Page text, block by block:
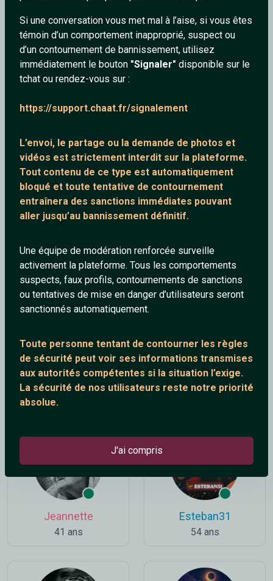
Si une conversation vous met mal à l’aise, si vous êtes
témoin d’un comportement inapproprié, suspect ou
d’un contournement de bannissement, utilisez
immédiatement le bouton "Signaler" disponible sur le
tchat ou rendez-vous sur :
https://support.chaat.fr/signalement
L’envoi, le partage ou la demande de photos et
vidéos est strictement interdit sur la plateforme.
Tout contenu de ce type est automatiquement
bloqué et toute tentative de contournement
entraînera des sanctions immédiates pouvant
aller jusqu’au bannissement définitif.
Une équipe de modération renforcée surveille
activement la plateforme. Tous les comportements
suspects, faux profils, contournements de sanctions
ou tentatives de mise en danger d’utilisateurs seront
sanctionnés automatiquement.
Toute personne tentant de contourner les règles
de sécurité peut voir ses informations transmises
aux autorités compétentes si la situation l’exige.
La sécurité de nos utilisateurs reste notre priorité
absolue.
J'ai compris
_JeSuisUnldiot
Snow
19 ans
mordecai
33 ans
Kissmeidiot Yoshi
Jeannette
41 ans
Esteban31
54 ans